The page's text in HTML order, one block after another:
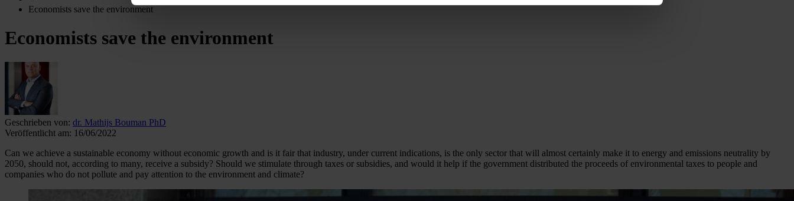
Economists save the environment
Economists save the environment
Geschrieben von: dr. Mathijs Bouman PhD
Veröffentlicht am: 16/06/2022
Can we achieve a sustainable economy without economic growth and is it fair that industry, under current indications, is the only sector that will almost certainly make it to energy and emissions neutrality by
2050, should not, according to many, receive a subsidy? Should we stimulate through taxes or subsidies, and would it help if the government distributed the proceeds of environmental taxes to people and
companies who do not pollute and pay attention to the environment and climate?